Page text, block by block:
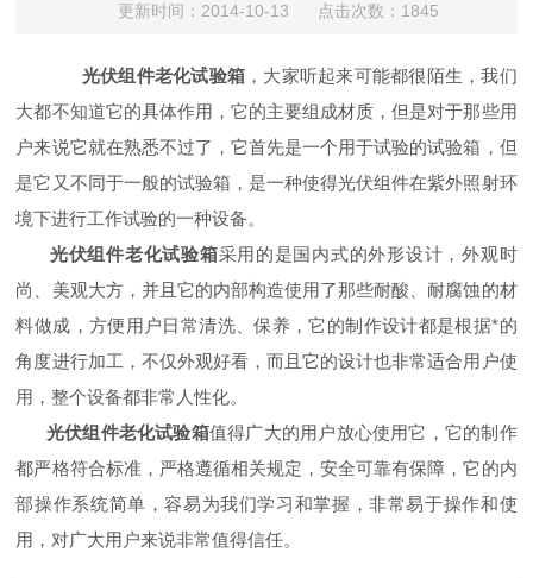
更新时间：2014-10-13 点击次数：1845
光伏组件老化试验箱 ，大家听起来可能都很陌生，我们
大都不知道它的具体作用，它的主要组成材质，但是对于那些用
户来说它就在熟悉不过了，它首先是一个用于试验的试验箱，但
是它又不同于一般的试验箱，是一种使得光伏组件在紫外照射环
境下进行工作试验的一种设备。
光伏组件老化试验箱采用的是国内式的外形设计，外观时
尚、美观大方，并且它的内部构造使用了那些耐酸、耐腐蚀的材
料做成，方便用户日常清洗、保养，它的制作设计都是根据*的
角度进行加工，不仅外观好看，而且它的设计也非常适合用户使
用，整个设备都非常人性化。
光伏组件老化试验箱值得广大的用户放心使用它，它的制作
都严格符合标准，严格遵循相关规定，安全可靠有保障，它的内
部操作系统简单，容易为我们学习和掌握，非常易于操作和使
用，对广大用户来说非常值得信任。